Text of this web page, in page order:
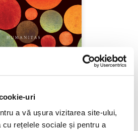
uri
a vă ușura vizitarea site-ului,
cu rețelele sociale și pentru a
Fizica existenţială
71.99 RON